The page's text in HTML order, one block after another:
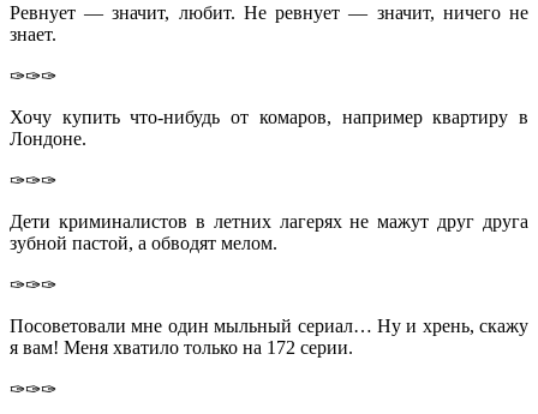
Ревнует — значит, любит. Не ревнует — значит, ничего не
знает.
✑✑✑
Хочу купить что-нибудь от комаров, например квартиру в
Лондоне.
✑✑✑
Дети криминалистов в летних лагерях не мажут друг друга
зубной пастой, а обводят мелом.
✑✑✑
Посоветовали мне один мыльный сериал… Ну и хрень, скажу
я вам! Меня хватило только на 172 серии.
✑✑✑